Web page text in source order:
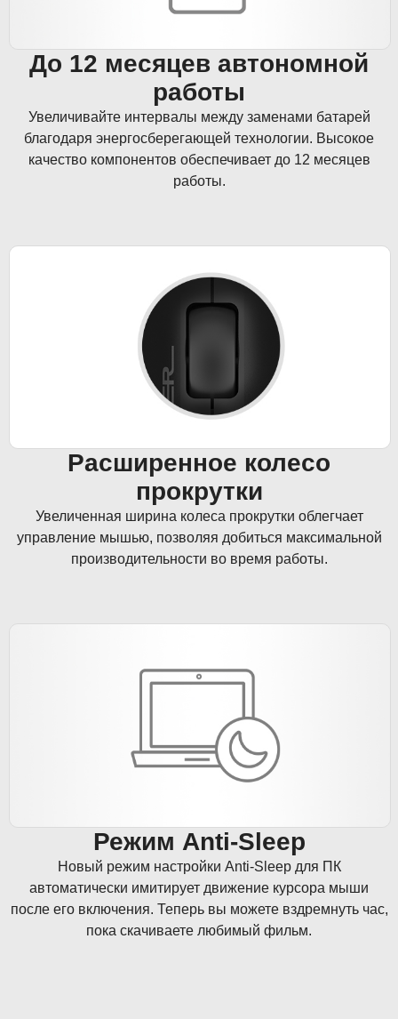
До 12 месяцев автономной
работы
Увеличивайте интервалы между заменами батарей
благодаря энергосберегающей технологии. Высокое
качество компонентов обеспечивает до 12 месяцев
работы.
Расширенное колесо
прокрутки
Увеличенная ширина колеса прокрутки облегчает
управление мышью, позволяя добиться максимальной
производительности во время работы.
Режим Anti-Sleep
Новый режим настройки Anti-Sleep для ПК
автоматически имитирует движение курсора мыши
после его включения. Теперь вы можете вздремнуть час,
пока скачиваете любимый фильм.